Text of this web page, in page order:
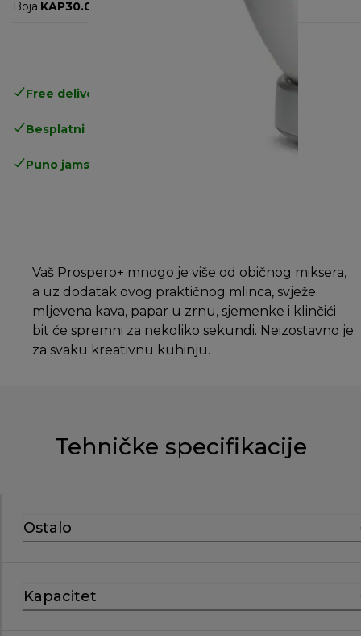
Boja:KAP30.000GY
Free delivery in 1-3 days
Besplatni povrati
Puno jamstvo proizvođača
Vaš Prospero+ mnogo je više od običnog miksera,
a uz dodatak ovog praktičnog mlinca, svježe
mljevena kava, papar u zrnu, sjemenke i klinčići
bit će spremni za nekoliko sekundi. Neizostavno je
za svaku kreativnu kuhinju.
Tehničke specifikacije
Ostalo
Kapacitet